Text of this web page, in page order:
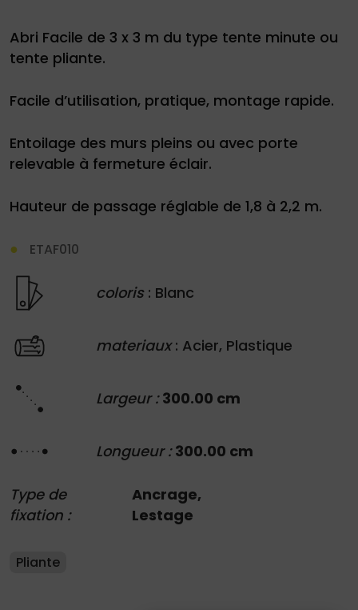
Abri Facile de 3 x 3 m du type tente minute ou
tente pliante.
Facile d’utilisation, pratique, montage rapide.
Entoilage des murs pleins ou avec porte
relevable à fermeture éclair.
Hauteur de passage réglable de 1,8 à 2,2 m.
ETAF010
coloris: Blanc
materiaux: Acier, Plastique
Largeur :300.00 cm
Longueur :300.00 cm
Type de
fixation :
Ancrage,
Lestage
Pliante